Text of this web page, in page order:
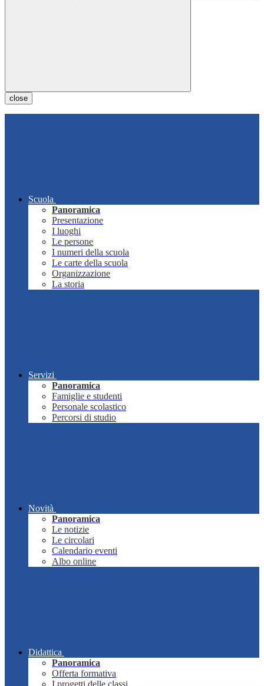
close
Scuola
Panoramica
Presentazione
I luoghi
Le persone
I numeri della scuola
Le carte della scuola
Organizzazione
La storia
Servizi
Panoramica
Famiglie e studenti
Personale scolastico
Percorsi di studio
Novità
Panoramica
Le notizie
Le circolari
Calendario eventi
Albo online
Didattica
Panoramica
Offerta formativa